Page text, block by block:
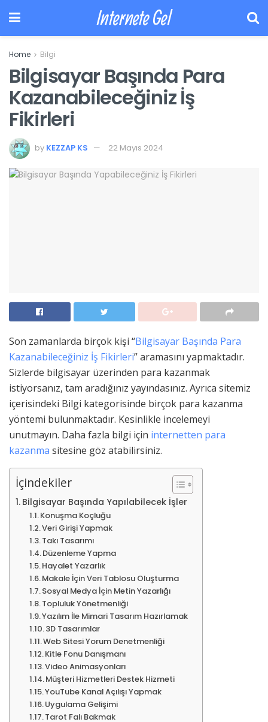
Internete Gel
Home Bilgi
Bilgisayar Başında Para
Kazanabileceğiniz İş
Fikirleri
by KEZZAP KS 22 Mayıs 2024
Son zamanlarda birçok kişi “Bilgisayar Başında Para
Kazanabileceğiniz İş Fikirleri” aramasını yapmaktadır.
Sizlerde bilgisayar üzerinden para kazanmak
istiyorsanız, tam aradığınız yayındasınız. Ayrıca sitemiz
içerisindeki Bilgi kategorisinde birçok para kazanma
yöntemi bulunmaktadır. Kesinlikle incelemeyi
unutmayın. Daha fazla bilgi için internetten para
kazanma sitesine göz atabilirsiniz.
İçindekiler
Bilgisayar Başında Yapılabilecek İşler
Konuşma Koçluğu
Veri Girişi Yapmak
Takı Tasarımı
Düzenleme Yapma
Hayalet Yazarlık
Makale İçin Veri Tablosu Oluşturma
Sosyal Medya İçin Metin Yazarlığı
Topluluk Yönetmenliği
Yazılım İle Mimari Tasarım Hazırlamak
3D Tasarımlar
Web Sitesi Yorum Denetmenliği
Kitle Fonu Danışmanı
Video Animasyonları
Müşteri Hizmetleri Destek Hizmeti
YouTube Kanal Açılışı Yapmak
Uygulama Gelişimi
Tarot Falı Bakmak